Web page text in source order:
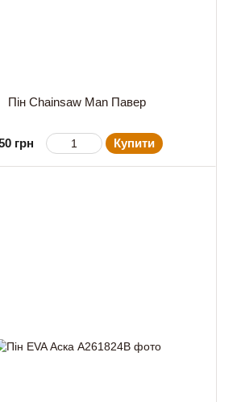
Пін Chainsaw Man Павер
грн Купити